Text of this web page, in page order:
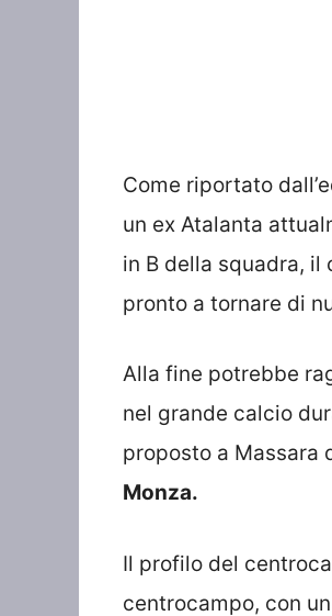
Come riportato
un ex Atalanta
in B della squadra, il
pronto a tornare di
Alla fine potrebbe
nel grande calcio
proposto a Massara
Monza.
Il profilo del
centrocampo, con